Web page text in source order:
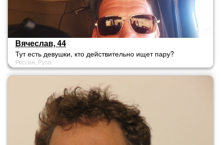
Вячеслав, 44
Тут есть девушки, кто действительно ищет пару?
Россия, Руза